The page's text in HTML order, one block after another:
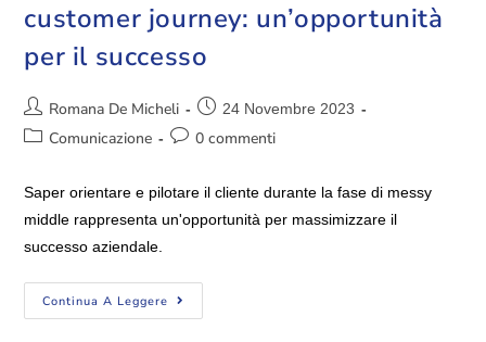
customer journey: un’opportunità
per il successo
Romana De Micheli 24 Novembre 2023
Comunicazione 0 commenti
Saper orientare e pilotare il cliente durante la fase di messy
middle rappresenta un'opportunità per massimizzare il
successo aziendale.
Continua A Leggere